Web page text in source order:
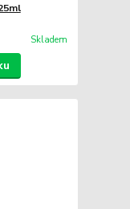
Skladem